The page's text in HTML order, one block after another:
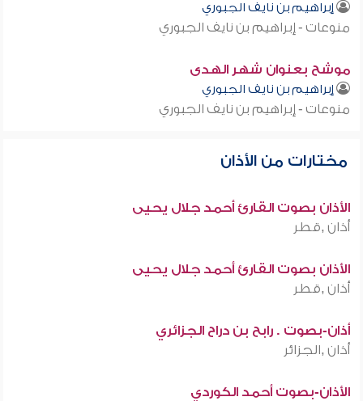
إبراهيم بن نايف الجبوري
منوعات - إبراهيم بن نايف الجبوري
موشح بعنوان شهر الهدى
إبراهيم بن نايف الجبوري
منوعات - إبراهيم بن نايف الجبوري
مختارات من الأذان
الأذان بصوت القارئ أحمد جلال يحيى
أذان ,قطر
الأذان بصوت القارئ أحمد جلال يحيى
أذان ,قطر
أذان-بصوت . رابح بن دراح الجزائري
أذان ,الجزائر
الأذان-بصوت أحمد الكوردي